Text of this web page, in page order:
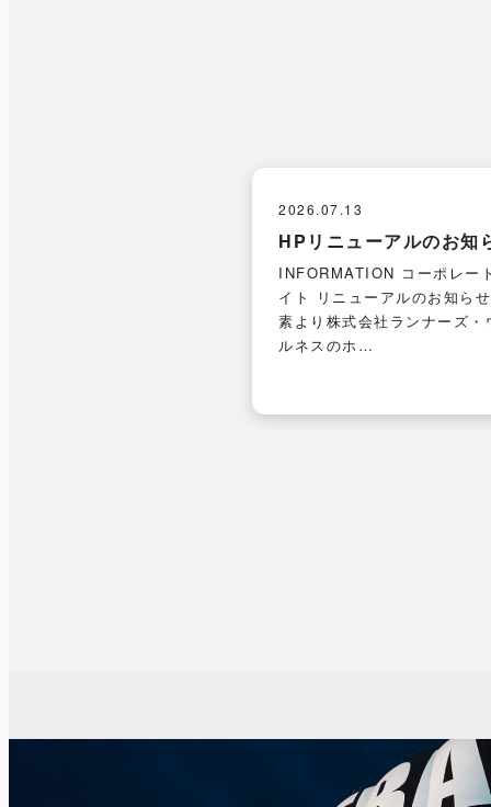
2026.07.13
HPリニューアルのお知
INFORMATION コーポレー
イト リニューアルのお知ら
素より株式会社ランナーズ・
ルネスのホ…